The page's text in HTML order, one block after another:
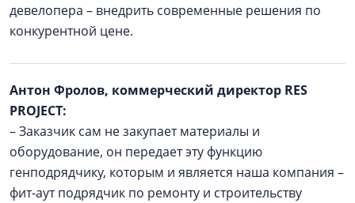
девелопера – внедрить современные решения по
конкурентной цене.
Антон Фролов, коммерческий директор RES
PROJECT:
– Заказчик сам не закупает материалы и
оборудование, он передает эту функцию
генподрядчику, которым и является наша компания –
фит-аут подрядчик по ремонту и строительству